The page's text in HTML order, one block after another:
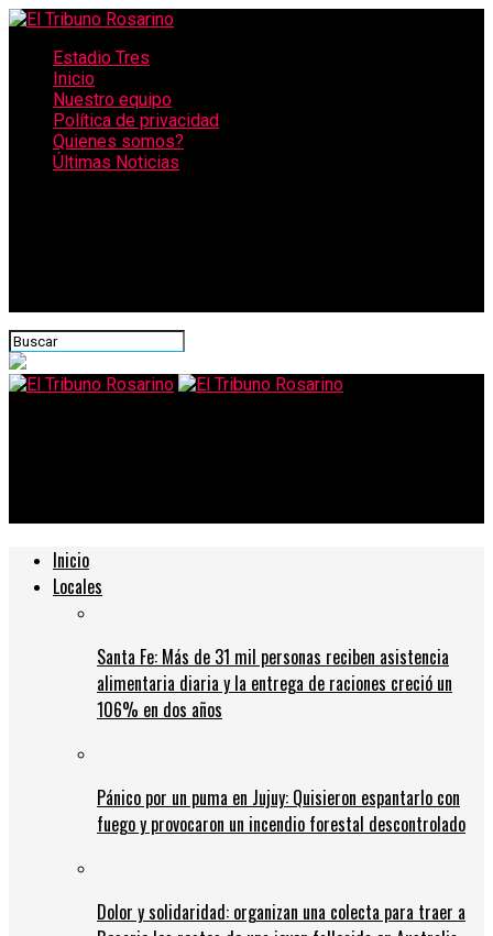
Estadio Tres
Inicio
Nuestro equipo
Política de privacidad
Quienes somos?
Últimas Noticias
Inicio
Locales
Santa Fe: Más de 31 mil personas reciben asistencia
alimentaria diaria y la entrega de raciones creció un
106% en dos años
Pánico por un puma en Jujuy: Quisieron espantarlo con
fuego y provocaron un incendio forestal descontrolado
Dolor y solidaridad: organizan una colecta para traer a